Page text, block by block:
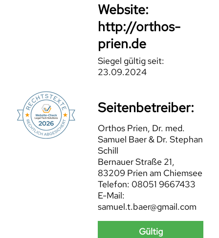
Website:
http://orthos-
prien.de
Siegel gültig seit:
23.09.2024
Seitenbetreiber:
Orthos Prien, Dr. med.
Samuel Baer & Dr. Stephan
Schill
Bernauer Straße 21,
83209 Prien am Chiemsee
Telefon: 08051 9667433
E-Mail:
samuel.t.baer@gmail.com
Gültig